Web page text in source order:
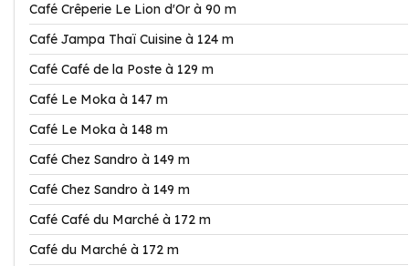
Café Crêperie Le Lion d'Or à 90 m
Café Jampa Thaï Cuisine à 124 m
Café Café de la Poste à 129 m
Café Le Moka à 147 m
Café Le Moka à 148 m
Café Chez Sandro à 149 m
Café Chez Sandro à 149 m
Café Café du Marché à 172 m
Café du Marché à 172 m